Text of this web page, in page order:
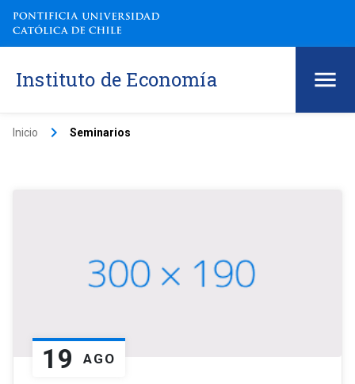
Instituto de Economía
Inicio keyboard_arrow_right Seminarios
19 AGO